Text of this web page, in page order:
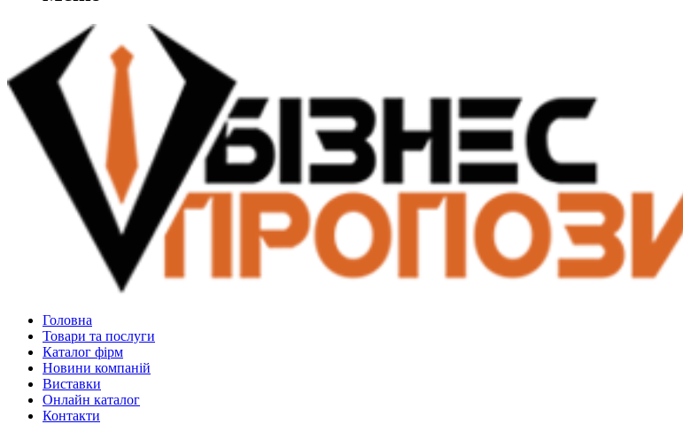
Головна
Товари та послуги
Каталог фірм
Новини компаній
Виставки
Онлайн каталог
Контакти